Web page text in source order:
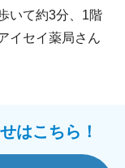
いて約3分、1階
イセイ薬局さん
はこちら！